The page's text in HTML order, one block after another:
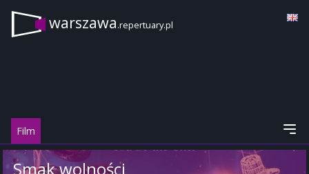
warszawa.repertuary.pl
Film
Smak wolności